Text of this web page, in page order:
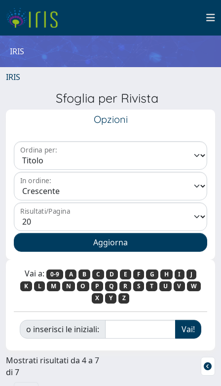
IRIS
IRIS
Sfoglia per Rivista
Opzioni
Ordina per:
In ordine:
Risultati/Pagina
Vai a: 0-9 A B C D E F G H I
J
K
L M N O P Q R S T U V
W
X
Y Z
o inserisci le iniziali:
Mostrati risultati da 4 a 7
di 7